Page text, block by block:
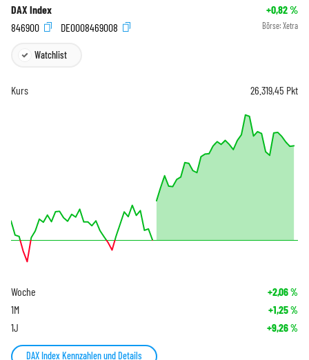
DAX Index +0,82%
846900
DE0008469008 Börse: Xetra
Watchlist
Kurs 26.319,45 Pkt
Woche +2,06%
1M +1,25%
1J +9,26%
DAX Index Kennzahlen und Details